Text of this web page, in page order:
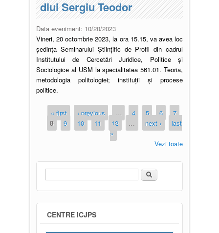
dlui Sergiu Teodor
Data eveniment: 10/20/2023
Vineri, 20 octombrie 2023, la ora 15.15, va avea loc
ședința Seminarului Științific de Profil din cadrul
Institutului de Cercetări Juridice, Politice și
Sociologice al USM la specialitatea 561.01. Teoria,
metodologia politologiei; instituţii şi procese
politice.
« first ‹ previous … 4 5 6
7
8
9 10 11 12 … next ›
last
»
Vezi toate
Formular de căutare
Căutare
CENTRE ICJPS